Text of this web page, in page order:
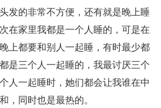
发的非常不方便，还有就是晚上睡
在家里我都是一个人睡的，可是在
上都要和别人一起睡，有时最少都
是三个人一起睡的，我最讨厌三个
人一起睡时，她们都会让我谁在中
，同时也是最热的。